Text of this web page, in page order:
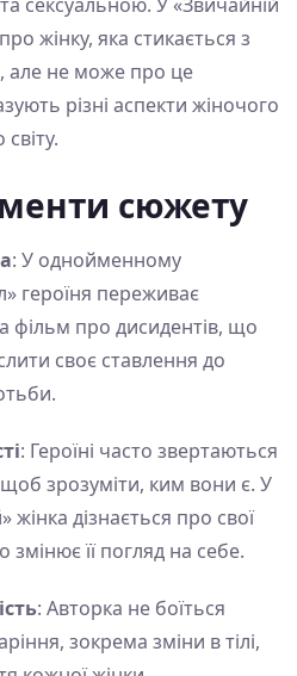
жінку, яка стикається з
але не може про це
різні аспекти жіночого
сюжету
: У однойменному
героїня переживає
фільм про дисидентів, що
своє ставлення до
: Героїні часто звертаються
зрозуміти, ким вони є. У
жінка дізнається про свої
змінює її погляд на себе.
: Авторка не боїться
зокрема зміни в тілі,